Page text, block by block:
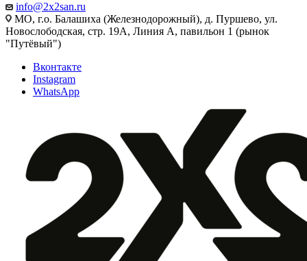
info@2x2san.ru
МО, г.о. Балашиха (Железнодорожный), д. Пуршево, ул.
Новослободская, стр. 19А, Линия А, павильон 1 (рынок
"Путёвый")
Вконтакте
Instagram
WhatsApp